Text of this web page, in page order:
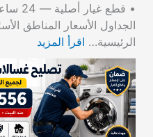
• قطع
الجداول الأسعار المناطق
الرئيسية… اقرأ المزيد